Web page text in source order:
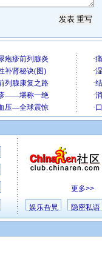
更多>>
娱乐旮旯 隐密私语